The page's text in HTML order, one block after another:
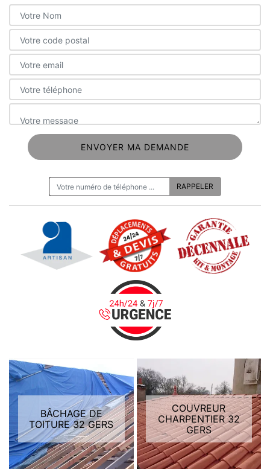
BÂCHAGE DE
TOITURE 32 GERS
COUVREUR
CHARPENTIER 32
GERS